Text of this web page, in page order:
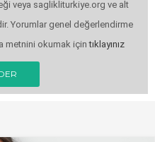
veya saglikliturkiye.org ve alt
Yorumlar genel değerlendirme
metnini okumak içintıklayınız